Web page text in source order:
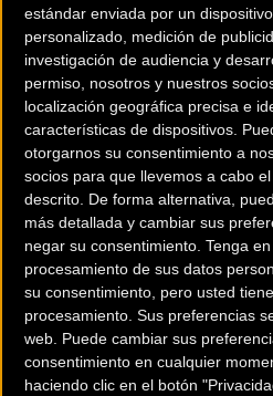
estándar enviada por un
personalizado, medición de
investigación de audiencia y
permiso, nosotros y nuestros
localización geográfica precisa e
características de dispositivos.
otorgarnos su consentimiento a
socios para que llevemos a cabo
descrito. De forma alternativa,
más detallada y cambiar sus
negar su consentimiento. Tenga
procesamiento de sus datos
su consentimiento, pero usted
procesamiento. Sus preferencias
web. Puede cambiar sus
consentimiento en cualquier
haciendo clic en el botón
mujer en el deporte”, aseguró.
La alcaldesa garantizó que “la
ocasión merece para este gran
Es un proyecto de ciudad en el
las instituciones”. Y recordó la
Campeonatos de España de
la ciudad en la organización de
estoy segura que han sido
designación”, comentó.
Por su parte, Casado resaltó
albergará las competiciones,